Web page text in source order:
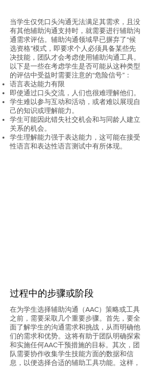
当学生仅凭口头沟通无法满足其需求，且没
有其他辅助沟通支持时，就需要进行辅助沟
通需求评估。辅助沟通领域早已摒弃了“候
选资格”模式，即要求个人必须具备某些先
决技能，团队才会考虑使用辅助沟通工具。
以下是一些在考虑学生是否可能从这种类型
的评估中受益时需要注意的“危险信号”：
语言表达能力有限
即使通过口头交流，人们也很难理解他们。
学生难以参与互动和活动，或者难以展现自
己的知识或理解能力。
学生可能因此错失社交机会和与同龄人建立
关系的机会。
学生理解能力强于表达能力，这可能在接受
性语言和表达性语言测试中有所体现。
过程中的步骤或阶段
在为学生选择辅助沟通（AAC）策略或工具
之前，需要采取几个重要步骤。首先，要全
面了解学生的沟通需求和挑战，从而明确他
们的需求和优势。这将有助于团队明确探索
和实施任何AAC干预措施的目标。其次，团
队需要协作收集学生技能方面的数据和信
息，以便选择合适的辅助工具功能。这样，